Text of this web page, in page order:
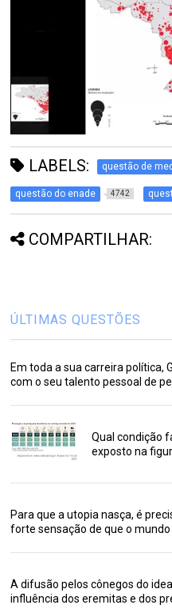
LABELS: questão de
questão do enade 4742
COMPARTILHAR:
ÚLTIMAS QUESTÕES
Em toda a sua carreira política,
com o seu talento pessoal de
Qual condição
exposto na
Para que a utopia nasça, é
forte sensação de que o
A difusão pelos cônegos do
influência dos eremitas e dos